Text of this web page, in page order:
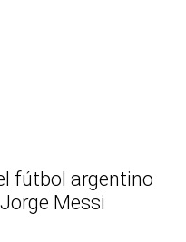
fútbol argentino
Messi